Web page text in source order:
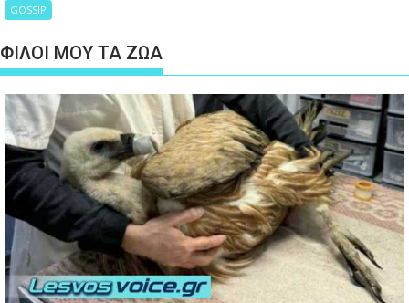
GOSSIP
ΦΙΛΟΙ ΜΟΥ ΤΑ ΖΩΑ